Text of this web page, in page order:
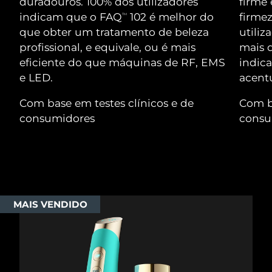
indicam que o FAQTM
102 é melhor do
que obter um tratamento de beleza
profissional, e equivale, ou é mais
eficiente do que máquinas de RF, EMS
e LED.
Com base em testes clínicos e de
consumidores
mais
Com
MAIS VENDIDO
Advanced pore care essentials
Serum
For healthy hair
issa™ Teeth Whitening Gel
18% PAP
Cosméticos Homens
Comprar todos
Israel Entrega prevista 14/08/2026
Itália Entrega prevista
Japão 13/08/2026
Jersey
Letônia Entrega prevista10/08/2026